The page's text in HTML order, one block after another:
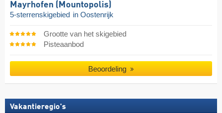
Mayrhofen (Mountopolis)
5-sterrenskigebied in Oostenrijk
Grootte van het skigebied
Pisteaanbod
Beoordeling
Vakantieregio's